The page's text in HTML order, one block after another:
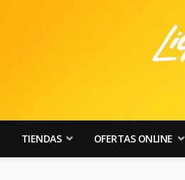
TIENDAS OFERTAS ONLINE